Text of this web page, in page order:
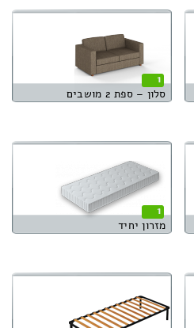
1
סלון – ספת 2 מושבים
1
מזרון יחיד